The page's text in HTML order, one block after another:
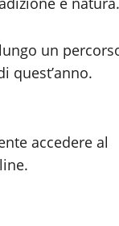
un
quest’anno.
accedere al